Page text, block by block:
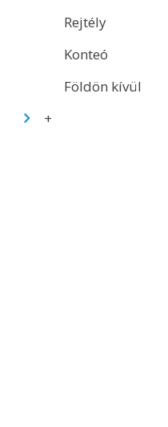
Rejtély
Konteó
Földön kívül
+